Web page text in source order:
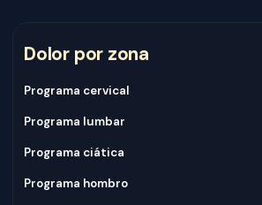
Dolor por zona
Programa cervical
Programa lumbar
Programa ciática
Programa hombro